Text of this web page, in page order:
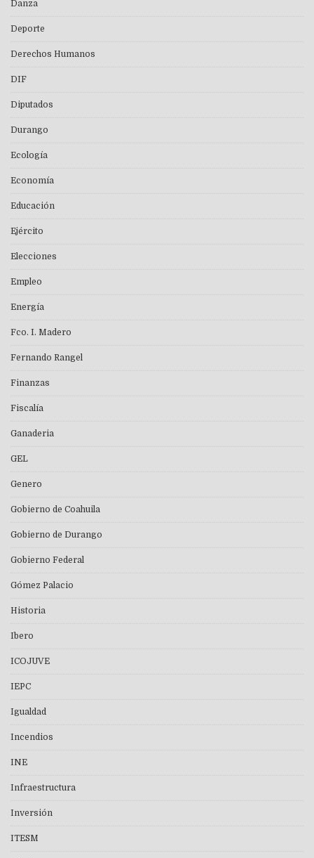
Danza
Deporte
Derechos Humanos
DIF
Diputados
Durango
Ecología
Economía
Educación
Ejército
Elecciones
Empleo
Energía
Fco. I. Madero
Fernando Rangel
Finanzas
Fiscalía
Ganaderia
GEL
Genero
Gobierno de Coahuila
Gobierno de Durango
Gobierno Federal
Gómez Palacio
Historia
Ibero
ICOJUVE
IEPC
Igualdad
Incendios
INE
Infraestructura
Inversión
ITESM